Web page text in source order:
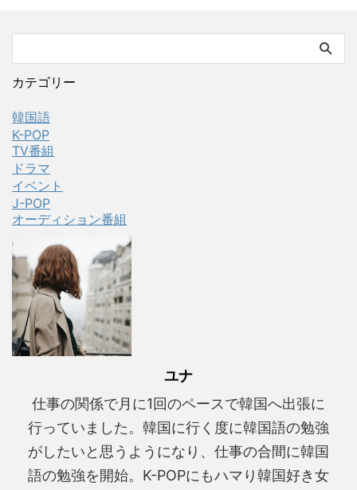
カテゴリー
韓国語
K-POP
TV番組
ドラマ
イベント
J-POP
オーディション番組
ユナ
仕事の関係で月に1回のペースで韓国へ出張に
行っていました。韓国に行く度に韓国語の勉強
がしたいと思うようになり、仕事の合間に韓国
語の勉強を開始。K-POPにもハマり韓国好き女